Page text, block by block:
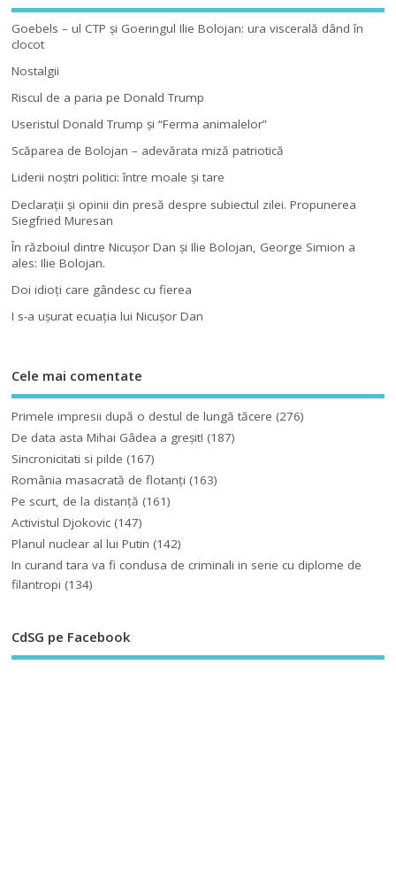
Goebels – ul CTP şi Goeringul Ilie Bolojan: ura viscerală dând în
clocot
Nostalgii
Riscul de a paria pe Donald Trump
Useristul Donald Trump şi “Ferma animalelor”
Scăparea de Bolojan – adevărata miză patriotică
Liderii noştri politici: între moale şi tare
Declaraţii şi opinii din presă despre subiectul zilei. Propunerea
Siegfried Muresan
În războiul dintre Nicuşor Dan şi Ilie Bolojan, George Simion a
ales: Ilie Bolojan.
Doi idioţi care gândesc cu fierea
I s-a uşurat ecuaţia lui Nicuşor Dan
Cele mai comentate
Primele impresii după o destul de lungă tăcere (276)
De data asta Mihai Gâdea a greşit! (187)
Sincronicitati si pilde (167)
România masacrată de flotanţi (163)
Pe scurt, de la distanță (161)
Activistul Djokovic (147)
Planul nuclear al lui Putin (142)
In curand tara va fi condusa de criminali in serie cu diplome de
filantropi (134)
CdSG pe Facebook